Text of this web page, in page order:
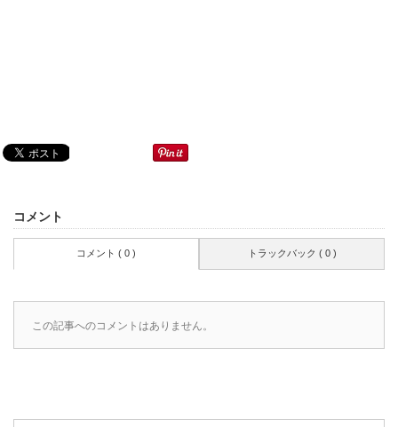
コメント
コメント ( 0 ) トラックバック ( 0 )
この記事へのコメントはありません。